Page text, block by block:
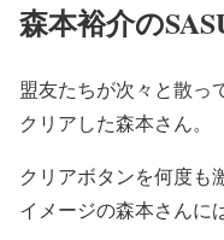
森本裕介の
盟友たちが次々と散っ
クリアした森本さん。
クリアボタンを何度も
イメージの森本さんに